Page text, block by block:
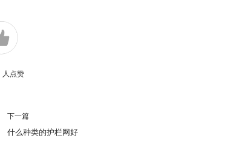
人点赞
下一篇
什么种类的护栏网好